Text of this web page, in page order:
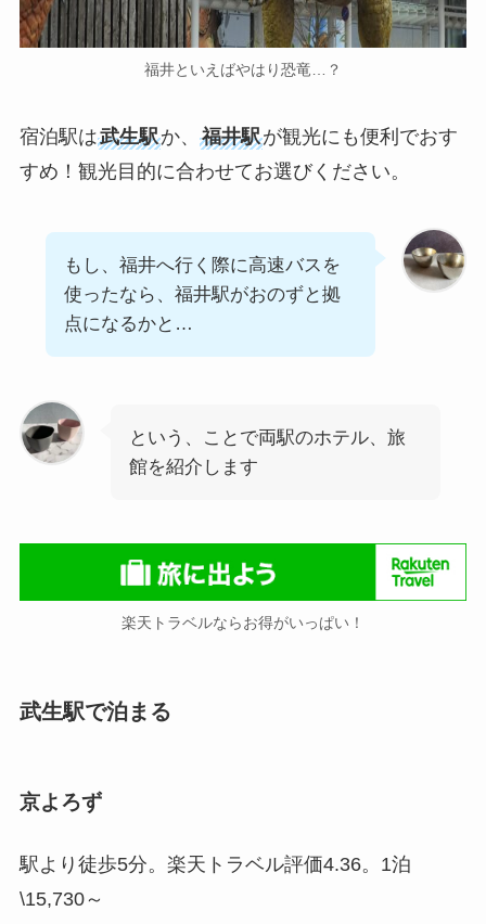
福井といえばやはり恐竜…？
宿泊駅は武生駅か、 福井駅が観光にも便利でおす
すめ！観光目的に合わせてお選びください。
もし、福井へ行く際に高速バスを
使ったなら、福井駅がおのずと拠
点になるかと…
という、ことで両駅のホテル、旅
館を紹介します
楽天トラベルならお得がいっぱい！
武生駅で泊まる
京よろず
駅より徒歩5分。楽天トラベル評価4.36。1泊
\15,730～